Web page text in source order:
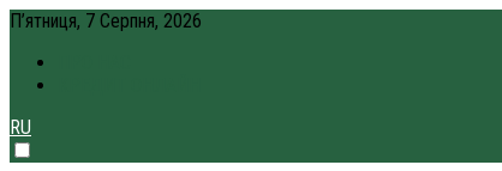
П’ятниця, 7 Серпня, 2026
RU